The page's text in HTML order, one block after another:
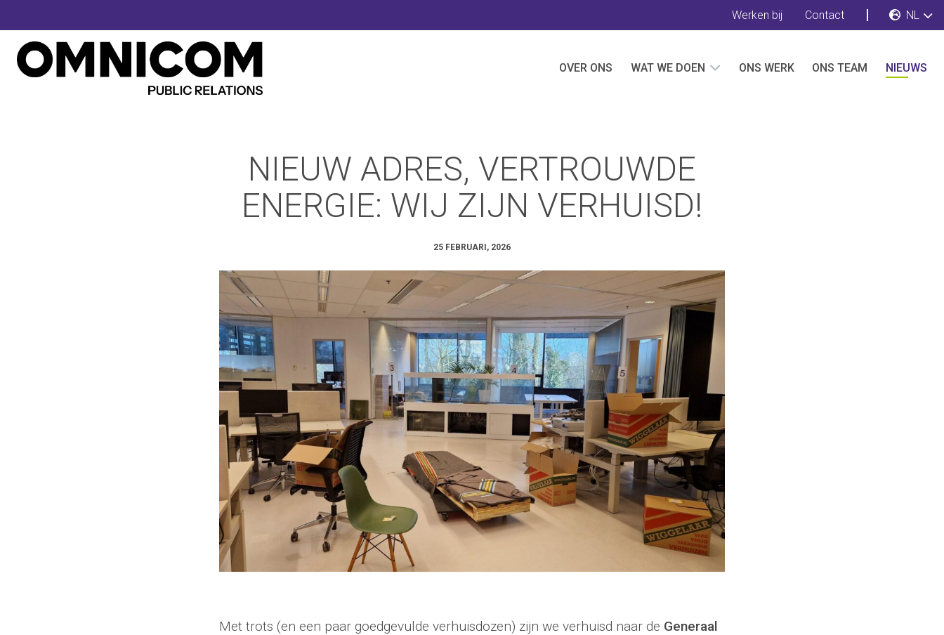
Werken bij Contact NL
OVER ONS WAT WE DOEN ONS WERK ONS TEAM NIEUWS
NIEUW ADRES, VERTROUWDE
ENERGIE: WIJ ZIJN VERHUISD!
25 FEBRUARI, 2026
Met trots (en een paar goedgevulde verhuisdozen) zijn we verhuisd naar de Generaal